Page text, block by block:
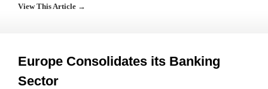
View This Article →
Europe Consolidates its Banking
Sector